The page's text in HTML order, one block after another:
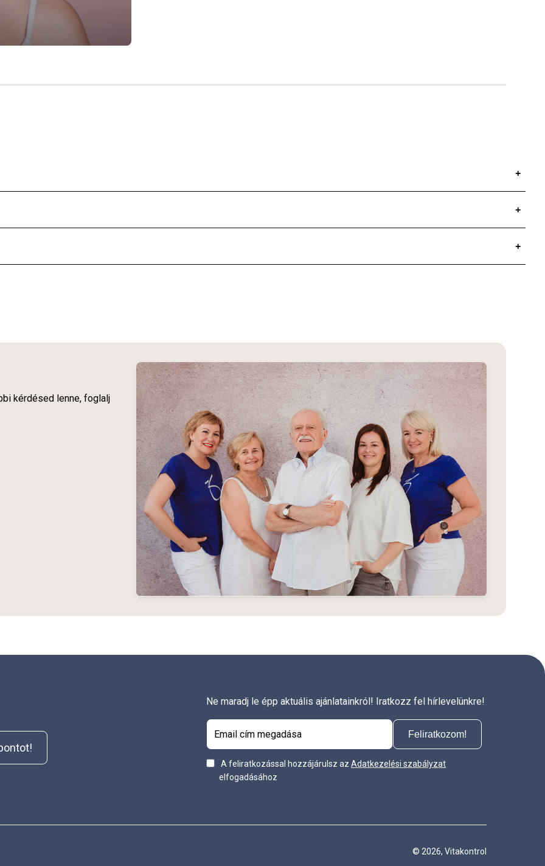
+
+
+
kérdésed lenne, foglalj
Ne maradj le épp aktuális ajánlatainkról! Iratkozz fel hírlevelünkre!
Feliratkozom!
A feliratkozással hozzájárulsz azAdatkezelési szabályzat
elfogadásához
© 2026, Vitakontrol